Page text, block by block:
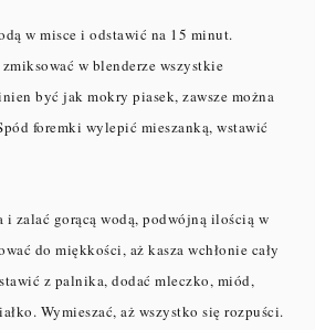
w misce i odstawić na 15 minut.
w blenderze wszystkie
być jak mokry piasek, zawsze można
foremki wylepić mieszanką, wstawić
i zalać gorącą wodą, podwójną ilością w
do miękkości, aż kasza wchłonie cały
z palnika, dodać mleczko, miód,
Wymieszać, aż wszystko się rozpuści.